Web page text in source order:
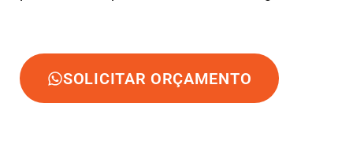
SOLICITAR ORÇAMENTO